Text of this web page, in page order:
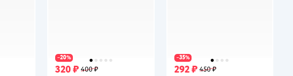
−20%
320 ₽ 400 ₽
−35%
292 ₽ 450 ₽